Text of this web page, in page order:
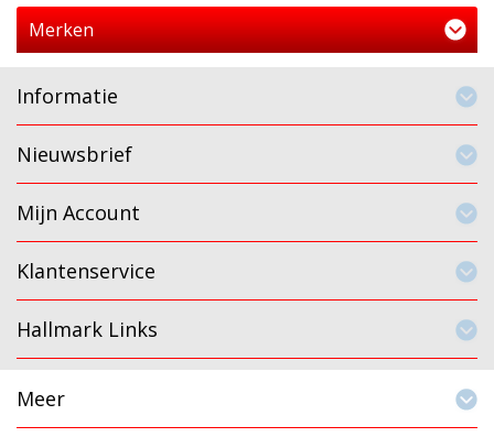
Merken
Informatie
Nieuwsbrief
Mijn Account
Klantenservice
Hallmark Links
Meer